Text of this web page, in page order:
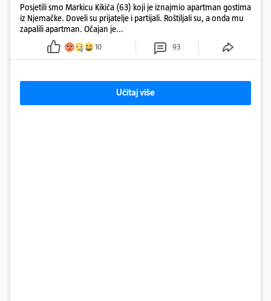
Posjetili smo Markicu Kikića (63) koji je iznajmio apartman gostima
iz Njemačke. Doveli su prijatelje i partijali. Roštiljali su, a onda mu
zapalili apartman. Očajan je...
10 93
Učitaj više